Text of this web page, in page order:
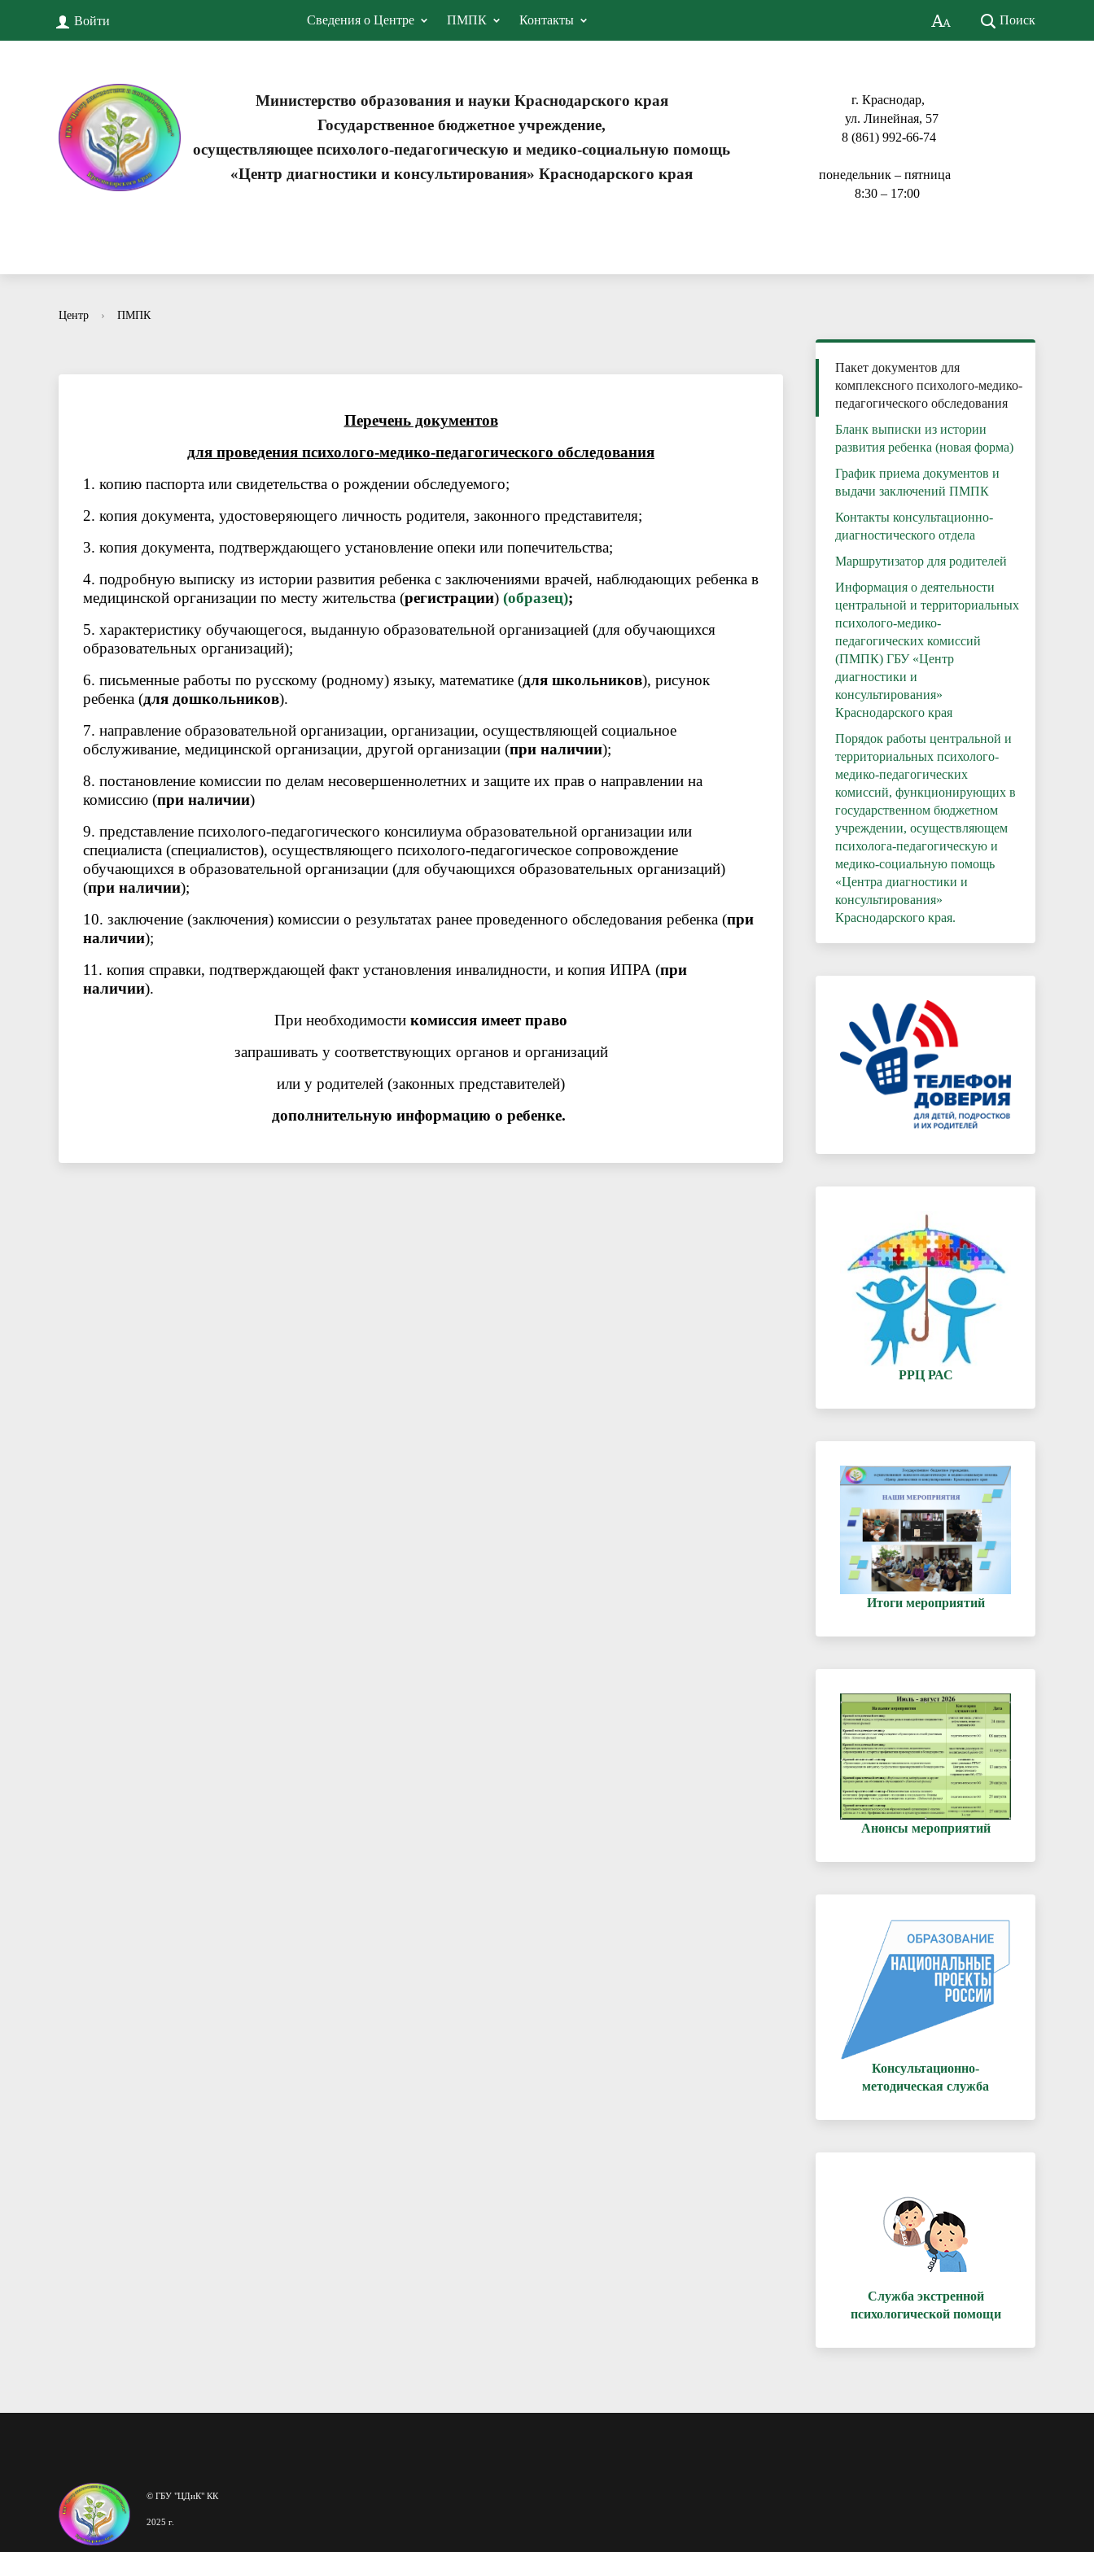
Войти Сведения о Центре ПМПК Контакты Поиск
Министерство образования и науки Краснодарского края
Государственное бюджетное учреждение,
осуществляющее психолого-педагогическую и медико-социальную помощь
«Центр диагностики и консультирования» Краснодарского края
г. Краснодар,
ул. Линейная, 57
8 (861) 992-66-74
понедельник – пятница
8:30 – 17:00
Центр › ПМПК
Перечень документов
для проведения психолого-медико-педагогического обследования
1. копию паспорта или свидетельства о рождении обследуемого;
2. копия документа, удостоверяющего личность родителя, законного представителя;
3. копия документа, подтверждающего установление опеки или попечительства;
4. подробную выписку из истории развития ребенка с заключениями врачей, наблюдающих ребенка в
медицинской организации по месту жительства (регистрации) (образец);
5. характеристику обучающегося, выданную образовательной организацией (для обучающихся
образовательных организаций);
6. письменные работы по русскому (родному) языку, математике (для школьников), рисунок
ребенка (для дошкольников).
7. направление образовательной организации, организации, осуществляющей социальное
обслуживание, медицинской организации, другой организации (при наличии);
8. постановление комиссии по делам несовершеннолетних и защите их прав о направлении на
комиссию (при наличии)
9. представление психолого-педагогического консилиума образовательной организации или
специалиста (специалистов), осуществляющего психолого-педагогическое сопровождение
обучающихся в образовательной организации (для обучающихся образовательных организаций)
(при наличии);
10. заключение (заключения) комиссии о результатах ранее проведенного обследования ребенка (при
наличии);
11. копия справки, подтверждающей факт установления инвалидности, и копия ИПРА (при
наличии).
При необходимости комиссия имеет право
запрашивать у соответствующих органов и организаций
или у родителей (законных представителей)
дополнительную информацию о ребенке.
Пакет документов для
комплексного психолого-медико-
педагогического обследования
Бланк выписки из истории
развития ребенка (новая форма)
График приема документов и
выдачи заключений ПМПК
Контакты консультационно-
диагностического отдела
Маршрутизатор для родителей
Информация о деятельности
центральной и территориальных
психолого-медико-
педагогических комиссий
(ПМПК) ГБУ «Центр
диагностики и
консультирования»
Краснодарского края
Порядок работы центральной и
территориальных психолого-
медико-педагогических
комиссий, функционирующих в
государственном бюджетном
учреждении, осуществляющем
психолога-педагогическую и
медико-социальную помощь
«Центра диагностики и
консультирования»
Краснодарского края.
РРЦ РАС
Итоги мероприятий
Анонсы мероприятий
Консультационно-
методическая служба
Служба экстренной
психологической помощи
© ГБУ "ЦДиК" КК
2025 г.